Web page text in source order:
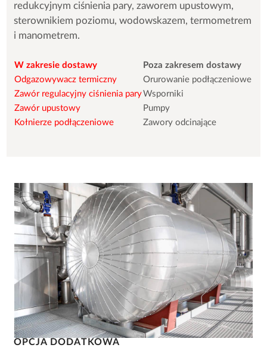
redukcyjnym ciśnienia pary, zaworem upustowym,
sterownikiem poziomu, wodowskazem, termometrem
i manometrem.
W zakresie dostawy
Poza zakresem dostawy
Odgazowywacz termiczny
Orurowanie podłączeniowe
Zawór regulacyjny ciśnienia paryWsporniki
Zawór upustowy
Pumpy
Kołnierze podłączeniowe
Zawory odcinające
OPCJA DODATKOWA